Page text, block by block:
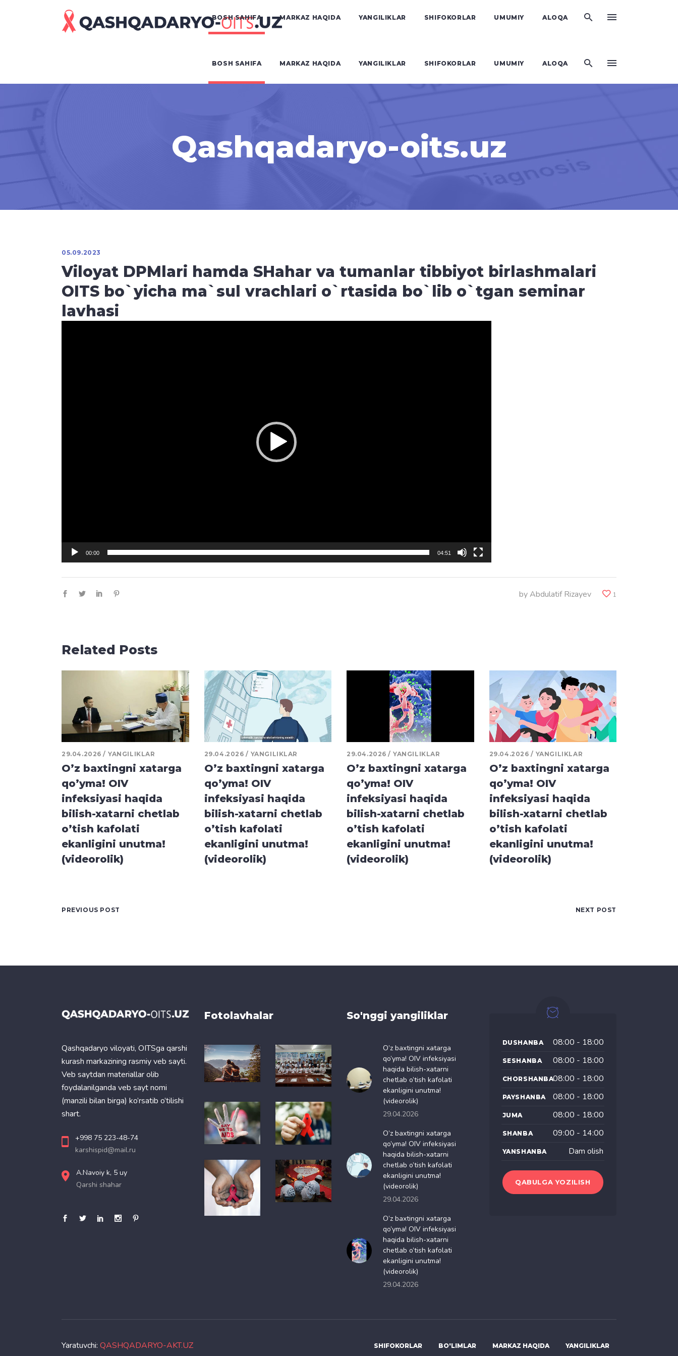
BOSH SAHIFA MARKAZ HAQIDA YANGILIKLAR SHIFOKORLAR UMUMIY ALOQA
BOSH SAHIFA MARKAZ HAQIDA YANGILIKLAR SHIFOKORLAR UMUMIY ALOQA
Qashqadaryo-oits.uz
05.09.2023
Viloyat DPMlari hamda SHahar va tumanlar tibbiyot birlashmalari
OITS bo`yicha ma`sul vrachlari o`rtasida bo`lib o`tgan seminar
lavhasi
00:00 04:51
byAbdulatif Rizayev 1
Related Posts
29.04.2026 YANGILIKLAR
O’z baxtingni xatarga
qo’yma! OIV
infeksiyasi haqida
bilish-xatarni chetlab
o’tish kafolati
ekanligini unutma!
(videorolik)
29.04.2026 YANGILIKLAR
O’z baxtingni xatarga
qo’yma! OIV
infeksiyasi haqida
bilish-xatarni chetlab
o’tish kafolati
ekanligini unutma!
(videorolik)
29.04.2026 YANGILIKLAR
O’z baxtingni xatarga
qo’yma! OIV
infeksiyasi haqida
bilish-xatarni chetlab
o’tish kafolati
ekanligini unutma!
(videorolik)
29.04.2026 YANGILIKLAR
O’z baxtingni xatarga
qo’yma! OIV
infeksiyasi haqida
bilish-xatarni chetlab
o’tish kafolati
ekanligini unutma!
(videorolik)
PREVIOUS POST NEXT POST
Qashqadaryo viloyati, OITSga qarshi
kurash markazining rasmiy veb sayti.
Veb saytdan materiallar olib
foydalanilganda veb sayt nomi
(manzili bilan birga) ko’rsatib o’tilishi
shart.
+998 75 223-48-74
karshispid@mail.ru
A.Navoiy k, 5 uy
Qarshi shahar
Fotolavhalar So'nggi yangiliklar
O’z baxtingni xatarga
qo’yma! OIV infeksiyasi
haqida bilish-xatarni
chetlab o’tish kafolati
ekanligini unutma!
(videorolik)
29.04.2026
O’z baxtingni xatarga
qo’yma! OIV infeksiyasi
haqida bilish-xatarni
chetlab o’tish kafolati
ekanligini unutma!
(videorolik)
29.04.2026
O’z baxtingni xatarga
qo’yma! OIV infeksiyasi
haqida bilish-xatarni
chetlab o’tish kafolati
ekanligini unutma!
(videorolik)
29.04.2026
DUSHANBA 08:00 - 18:00
SESHANBA 08:00 - 18:00
CHORSHANBA08:00 - 18:00
PAYSHANBA 08:00 - 18:00
JUMA 08:00 - 18:00
SHANBA 09:00 - 14:00
YANSHANBA Dam olish
QABULGA YOZILISH
Yaratuvchi: QASHQADARYO-AKT.UZ SHIFOKORLAR BO'LIMLAR MARKAZ HAQIDA
YANGILIKLAR